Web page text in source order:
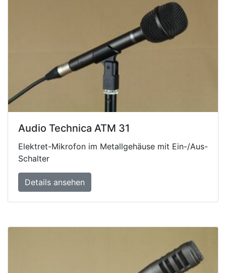
Audio Technica ATM 31
Elektret-Mikrofon im Metallgehäuse mit Ein-/Aus-
Schalter
Details ansehen